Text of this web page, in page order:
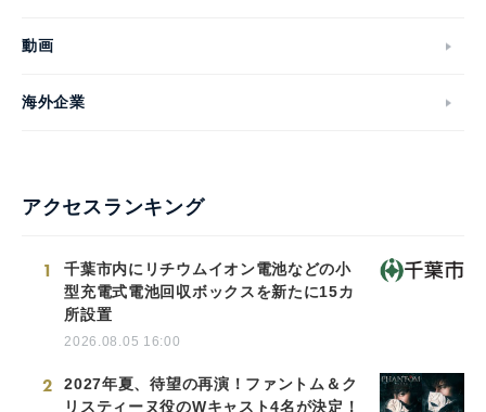
動画
海外企業
アクセスランキング
1
千葉市内にリチウムイオン電池などの小
型充電式電池回収ボックスを新たに15カ
所設置
2026.08.05 16:00
2
2027年夏、待望の再演！ファントム＆ク
リスティーヌ役のWキャスト4名が決定！